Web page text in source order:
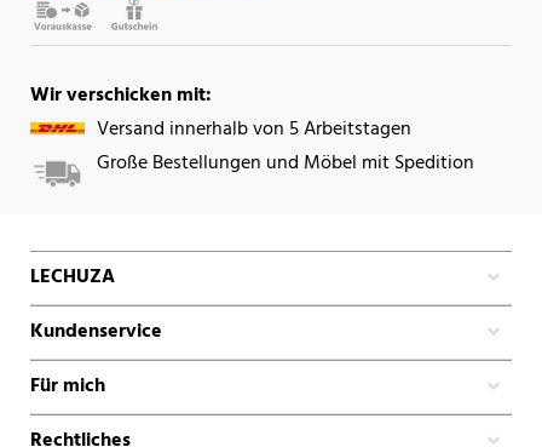
Wir verschicken mit:
Versand innerhalb von 5 Arbeitstagen
Große Bestellungen und Möbel mit Spedition
LECHUZA
Kundenservice
Für mich